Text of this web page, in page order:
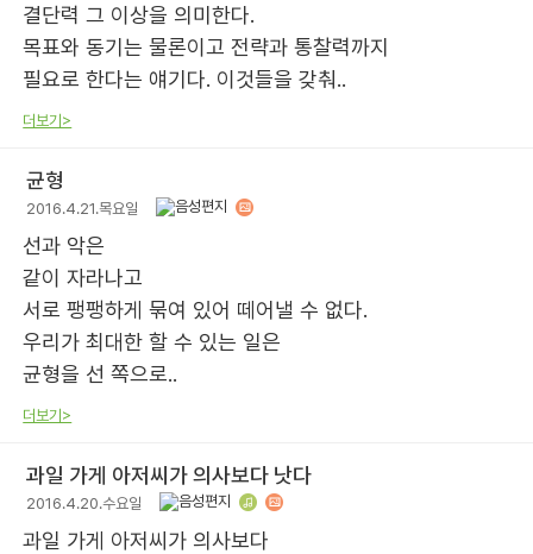
결단력 그 이상을 의미한다.
목표와 동기는 물론이고 전략과 통찰력까지
필요로 한다는 얘기다. 이것들을 갖춰..
더보기>
균형
2016.4.21.목요일
선과 악은
같이 자라나고
서로 팽팽하게 묶여 있어 떼어낼 수 없다.
우리가 최대한 할 수 있는 일은
균형을 선 쪽으로..
더보기>
과일 가게 아저씨가 의사보다 낫다
2016.4.20.수요일
과일 가게 아저씨가 의사보다